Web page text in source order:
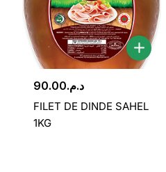
د.م.90.00
FILET DE DINDE SAHEL
1KG